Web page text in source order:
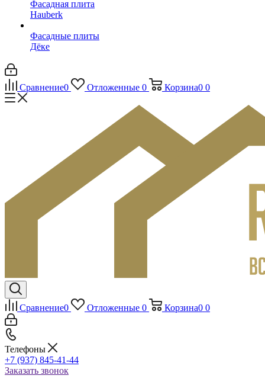
Фасадная плита
Hauberk
Фасадные плиты
Дёке
Сравнение0 Отложенные 0 Корзина0 0
Сравнение0 Отложенные 0 Корзина0 0
Телефоны
+7 (937) 845-41-44
Заказать звонок